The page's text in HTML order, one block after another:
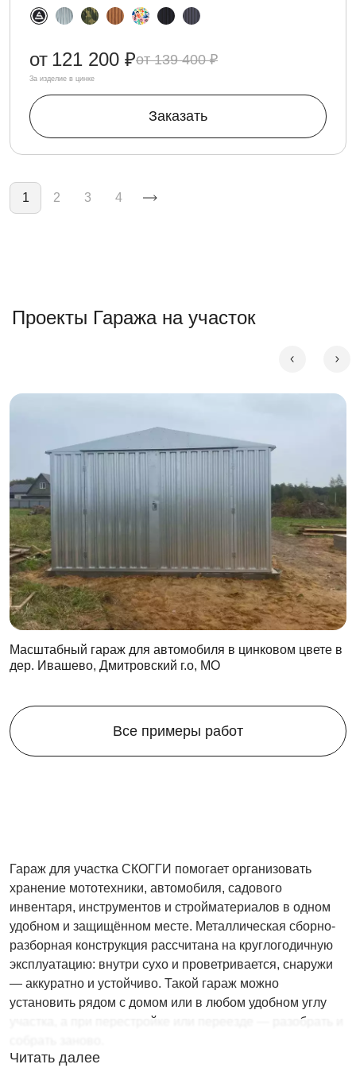
139 400 ₽
от 121 200 ₽
За изделие в цинке
Заказать
Нумерация страниц
1 2 3 4
Проекты Гаража на участок
Масштабный гараж для автомобиля в цинковом цвете в
дер. Ивашево, Дмитровский г.о, МО
Все примеры работ
Гараж для участка СКОГГИ помогает организовать
хранение мототехники, автомобиля, садового
инвентаря, инструментов и стройматериалов в одном
удобном и защищённом месте. Металлическая сборно-
разборная конструкция рассчитана на круглогодичную
эксплуатацию: внутри сухо и проветривается, снаружи
— аккуратно и устойчиво. Такой гараж можно
установить рядом с домом или в любом удобном углу
участка, а при перестройке или переезде — разобрать и
Читать далее